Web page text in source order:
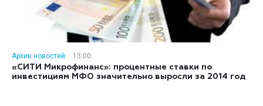
Архив новостей
13:00
«СИТИ Микрофинанс»: процентные ставки по
инвестициям МФО значительно выросли за 2014 год